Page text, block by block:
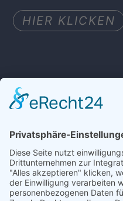
HIER KLICKEN